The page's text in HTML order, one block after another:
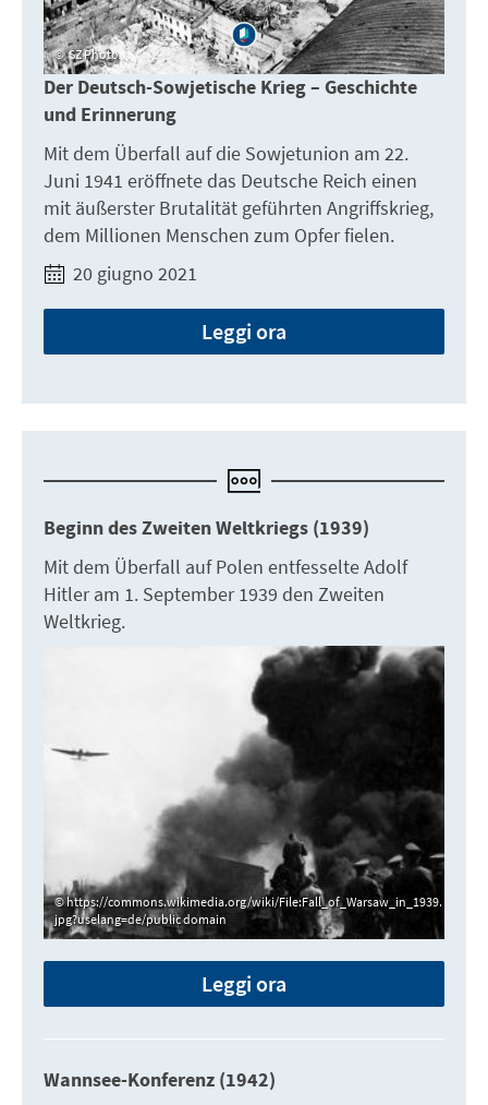
SZ Photo
Der Deutsch-Sowjetische Krieg – Geschichte
und Erinnerung
Mit dem Überfall auf die Sowjetunion am 22.
Juni 1941 eröffnete das Deutsche Reich einen
mit äußerster Brutalität geführten Angriffskrieg,
dem Millionen Menschen zum Opfer fielen.
20 giugno 2021
Leggi ora
Beginn des Zweiten Weltkriegs (1939)
Mit dem Überfall auf Polen entfesselte Adolf
Hitler am 1. September 1939 den Zweiten
Weltkrieg.
https://commons.wikimedia.org/wiki/File:Fall_of_Warsaw_in_1939.
jpg?uselang=de/public domain
Leggi ora
Wannsee-Konferenz (1942)